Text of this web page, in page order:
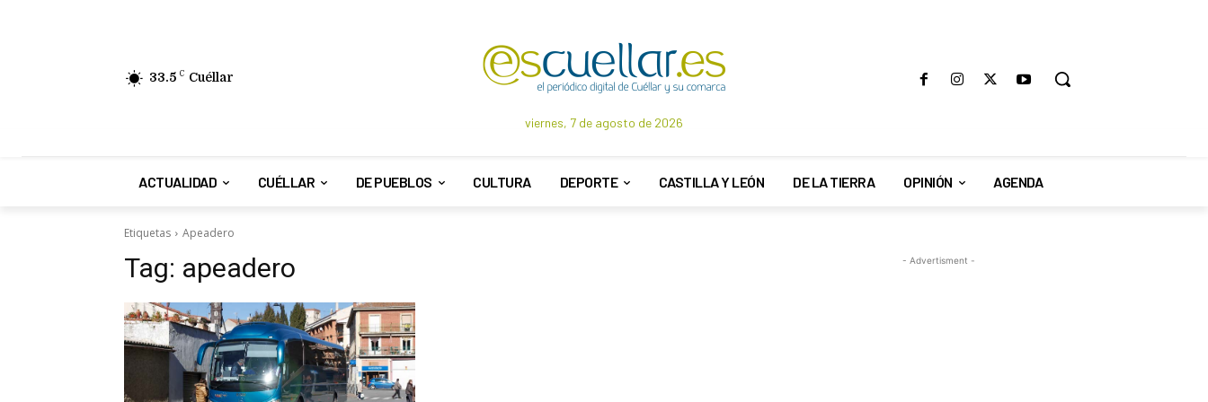
33.5 C Cuéllar
viernes, 7 de agosto de 2026
ACTUALIDAD CUÉLLAR DE PUEBLOS CULTURA DEPORTE CASTILLA Y LEÓN DE LA TIERRA OPINIÓN AGENDA
Etiquetas Apeadero
Tag: apeadero - Advertisment -